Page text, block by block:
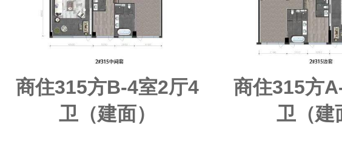
商住315方B-4室2厅4
卫（建面）
商住315方
卫（建